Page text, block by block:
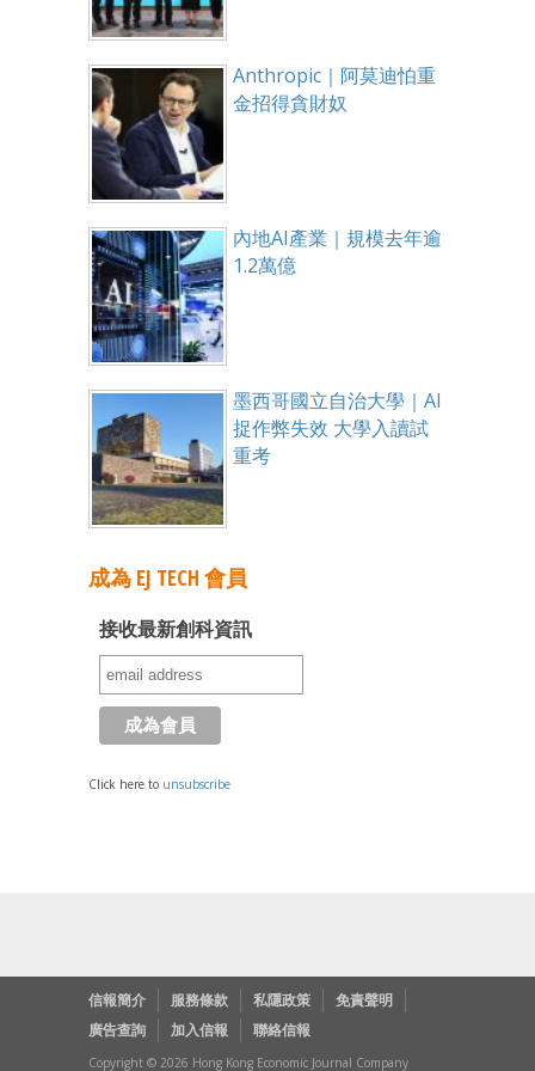
Anthropic｜阿莫迪怕重
金招得貪財奴
內地AI產業｜規模去年逾
1.2萬億
墨西哥國立自治大學｜AI
捉作弊失效 大學入讀試
重考
成為 EJ TECH 會員
接收最新創科資訊
Click here to unsubscribe
信報簡介 服務條款 私隱政策
免責聲明
廣告查詢
加入信報 聯絡信報
Copyright © 2026 Hong Kong Economic Journal Company